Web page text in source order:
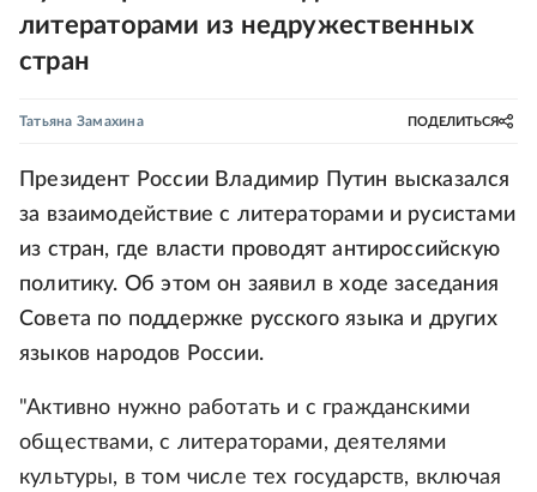
литераторами из недружественных
стран
Татьяна Замахина ПОДЕЛИТЬСЯ
Президент России Владимир Путин высказался
за взаимодействие с литераторами и русистами
из стран, где власти проводят антироссийскую
политику. Об этом он заявил в ходе заседания
Совета по поддержке русского языка и других
языков народов России.
"Активно нужно работать и с гражданскими
обществами, с литераторами, деятелями
культуры, в том числе тех государств, включая